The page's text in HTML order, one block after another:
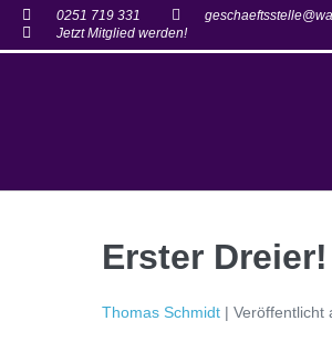
0251 719 331
Jetzt Mitglied werden!
Erster Dreier!
Thomas Schmidt | Veröffentlicht